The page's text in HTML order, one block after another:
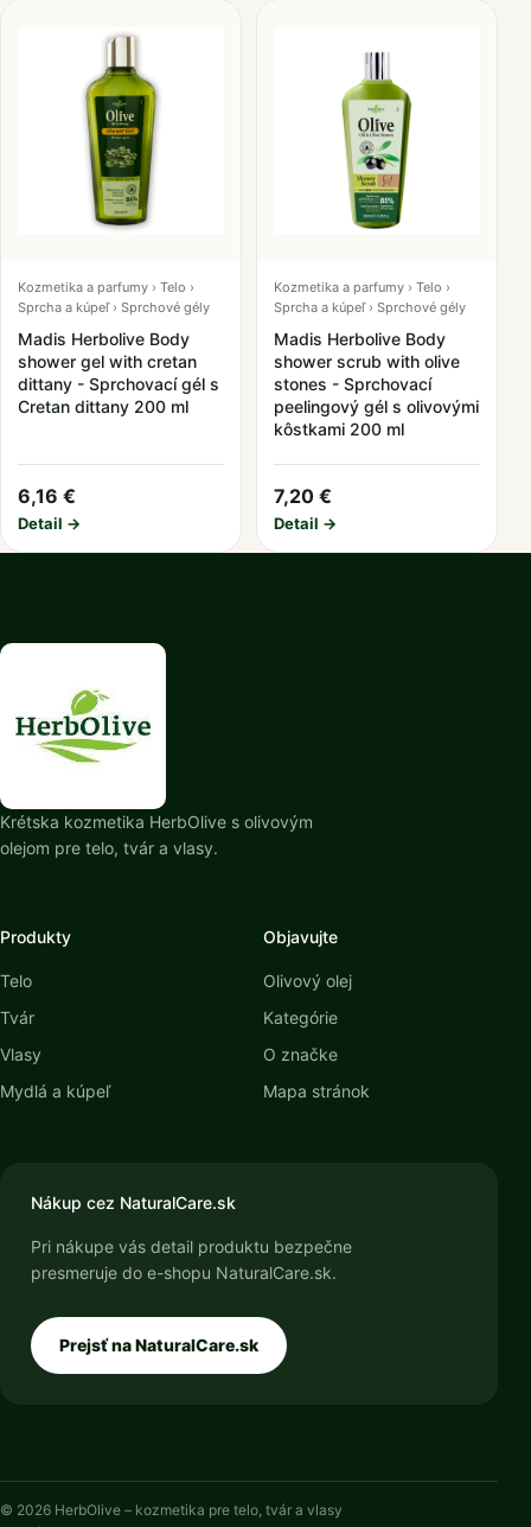
Kozmetika a parfumy › Telo ›
Sprcha a kúpeľ › Sprchové gély
Madis Herbolive Body
shower gel with cretan
dittany - Sprchovací gél s
Cretan dittany 200 ml
6,16 €
Detail →
Kozmetika a parfumy › Telo ›
Sprcha a kúpeľ › Sprchové gély
Madis Herbolive Body
shower scrub with olive
stones - Sprchovací
peelingový gél s olivovými
kôstkami 200 ml
7,20 €
Detail →
Krétska kozmetika HerbOlive s olivovým
olejom pre telo, tvár a vlasy.
Produkty
Telo
Tvár
Vlasy
Mydlá a kúpeľ
Objavujte
Olivový olej
Kategórie
O značke
Mapa stránok
Nákup cez NaturalCare.sk
Pri nákupe vás detail produktu bezpečne
presmeruje do e-shopu NaturalCare.sk.
Prejsť na NaturalCare.sk
© 2026 HerbOlive – kozmetika pre telo, tvár a vlasy